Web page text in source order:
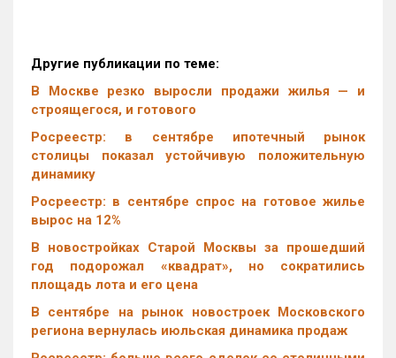
Другие публикации по теме:
В Москве резко выросли продажи жилья — и
строящегося, и готового
Росреестр: в сентябре ипотечный рынок
столицы показал устойчивую положительную
динамику
Росреестр: в сентябре спрос на готовое жилье
вырос на 12%
В новостройках Старой Москвы за прошедший
год подорожал «квадрат», но сократились
площадь лота и его цена
В сентябре на рынок новостроек Московского
региона вернулась июльская динамика продаж